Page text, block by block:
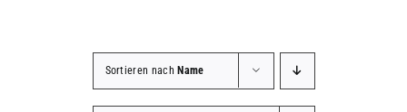
Sortieren nach Name